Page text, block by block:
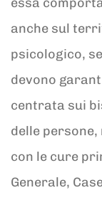
anche sul
psicologico,
devono
centrata sui
delle
con le cure
Generale,